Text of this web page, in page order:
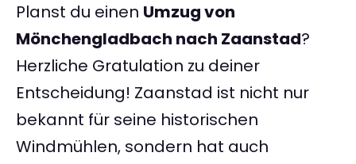
Planst du einen Umzug von
Mönchengladbach nach Zaanstad?
Herzliche Gratulation zu deiner
Entscheidung! Zaanstad ist nicht nur
bekannt für seine historischen
Windmühlen, sondern hat auch